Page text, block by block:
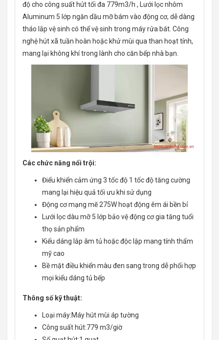
độ cho công suất hút tối đa 779m3/h , Lưới lọc nhôm
Aluminum 5 lớp ngăn dầu mỡ bám vào động cơ, dễ dàng
tháo lắp vệ sinh có thể vệ sinh trong máy rửa bát. Công
nghệ hút xã tuần hoàn hoặc khử mùi qua than hoạt tính,
mang lại không khí trong lành cho căn bếp nhà bạn.
Các chức năng nổi trội:
Điểu khiển cảm ứng 3 tốc độ 1 tốc độ tăng cường
mang lại hiệu quả tối ưu khi sử dụng
Động cơ mạng mẽ 275W hoạt động êm ái bền bỉ
Lưới lọc dàu mỡ 5 lớp bảo vệ động cơ gia tăng tuổi
thọ sản phẩm
Kiểu dáng lắp âm tủ hoặc độc lập mang tính thẩm
mỹ cao
Bề mặt điều khiển màu đen sang trong dễ phối hợp
mọi kiểu dáng tủ bếp
Thông số kỹ thuật:
Loại máy:Máy hút mùi áp tường
Công suất hút:779 m3/giờ